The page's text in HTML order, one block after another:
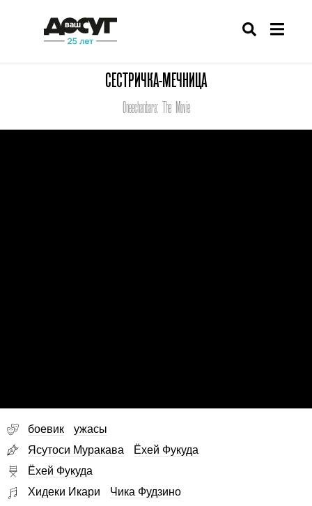
СЕСТРИЧКА-МЕЧНИЦА
Oneechanbara: The Movie
боевик
ужасы
Ясутоси Муракава
Ёхей Фукуда
Ёхей Фукуда
Хидеки Икари
Чика Фудзино